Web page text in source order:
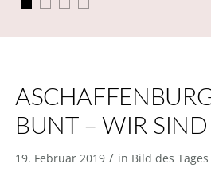
BUNT – WIR SIND
19. Februar 2019 / in Bild des Tages